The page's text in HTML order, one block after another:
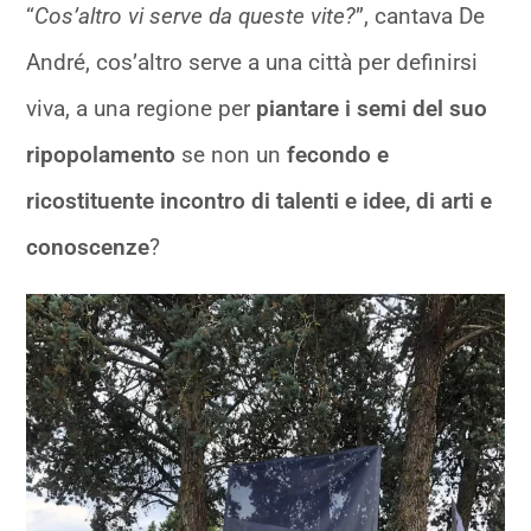
“Cos’altro vi serve da queste vite?”, cantava De
André, cos’altro serve a una città per definirsi
viva, a una regione per piantare i semi del suo
ripopolamento se non unfecondo e
ricostituente incontro di talenti e idee, di arti e
conoscenze?